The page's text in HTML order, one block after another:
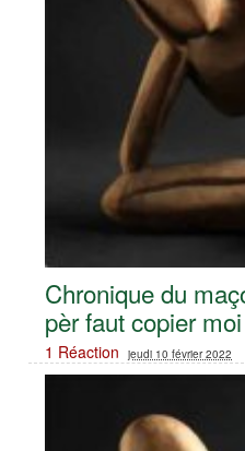
Chronique du
pèr faut copier moi
1 Réaction jeudi 10 février 2022